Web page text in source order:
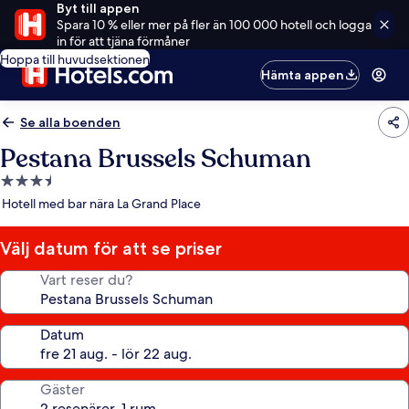
Byt till appen
Spara 10 % eller mer på fler än 100 000 hotell och logga
in för att tjäna förmåner
Hoppa till huvudsektionen
Hämta appen
Se alla boenden
Pestana Brussels Schuman
3.5-
stjärnigt
Hotell med bar nära La Grand Place
Välj datum för att se priser
Vart reser du?
Datum
Gäster